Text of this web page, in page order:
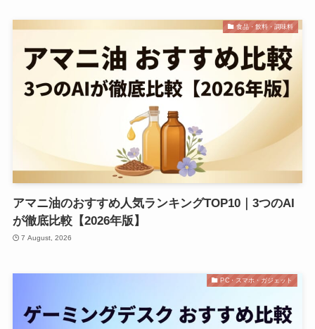
食品・飲料・調味料
アマニ油のおすすめ人気ランキングTOP10｜3つのAI
が徹底比較【2026年版】
7 August, 2026
PC・スマホ・ガジェット